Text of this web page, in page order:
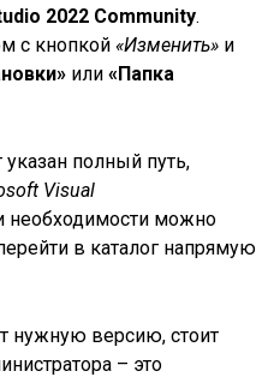
2022 Community.
с кнопкой«Изменить» и
или«Папка
полный путь,
Visual
необходимости можно
в каталог напрямую
нужную версию, стоит
– это